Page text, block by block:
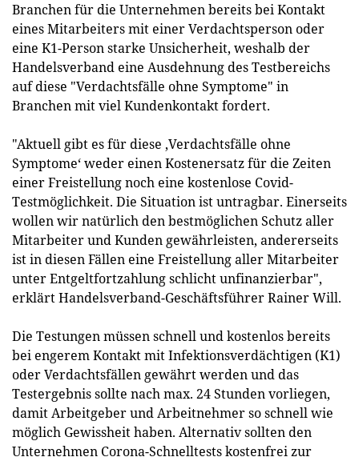
Branchen für die Unternehmen bereits bei Kontakt
eines Mitarbeiters mit einer Verdachtsperson oder
eine K1-Person starke Unsicherheit, weshalb der
Handelsverband eine Ausdehnung des Testbereichs
auf diese "Verdachtsfälle ohne Symptome" in
Branchen mit viel Kundenkontakt fordert.
"Aktuell gibt es für diese ‚Verdachtsfälle ohne
Symptome‘ weder einen Kostenersatz für die Zeiten
einer Freistellung noch eine kostenlose Covid-
Testmöglichkeit. Die Situation ist untragbar. Einerseits
wollen wir natürlich den bestmöglichen Schutz aller
Mitarbeiter und Kunden gewährleisten, andererseits
ist in diesen Fällen eine Freistellung aller Mitarbeiter
unter Entgeltfortzahlung schlicht unfinanzierbar",
erklärt Handelsverband-Geschäftsführer Rainer Will.
Die Testungen müssen schnell und kostenlos bereits
bei engerem Kontakt mit Infektionsverdächtigen (K1)
oder Verdachtsfällen gewährt werden und das
Testergebnis sollte nach max. 24 Stunden vorliegen,
damit Arbeitgeber und Arbeitnehmer so schnell wie
möglich Gewissheit haben. Alternativ sollten den
Unternehmen Corona-Schnelltests kostenfrei zur